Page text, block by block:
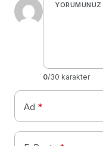
YORUMUNUZ
0/30 karakter
Ad *